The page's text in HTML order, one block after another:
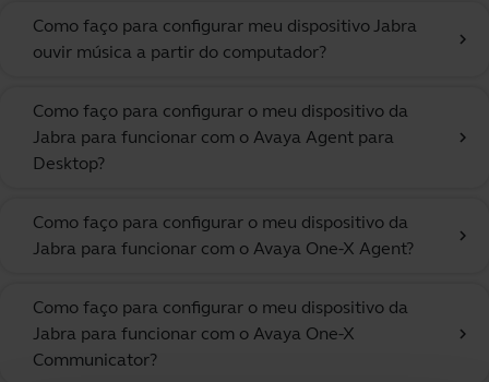
Como faço para configurar meu dispositivo Jabra
ouvir música a partir do computador?
chevron_right
Como faço para configurar o meu dispositivo da
Jabra para funcionar com o Avaya Agent para
Desktop?
chevron_right
Como faço para configurar o meu dispositivo da
Jabra para funcionar com o Avaya One-X Agent?
chevron_right
Como faço para configurar o meu dispositivo da
Jabra para funcionar com o Avaya One-X
Communicator?
chevron_right